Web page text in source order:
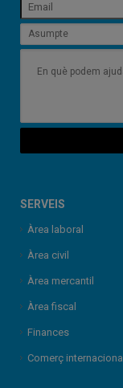
SERVEIS
Àrea laboral
Àrea civil
Àrea mercantil
Àrea fiscal
Finances
Comerç internacional